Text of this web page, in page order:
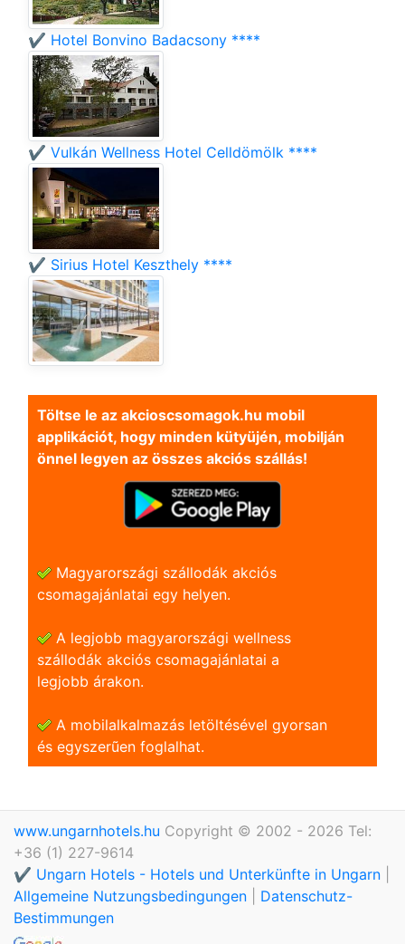
✔️ Hotel Bonvino Badacsony ****
✔️ Vulkán Wellness Hotel Celldömölk ****
✔️ Sirius Hotel Keszthely ****
Töltse le az akcioscsomagok.hu mobil
applikációt, hogy minden kütyüjén, mobilján
önnel legyen az összes akciós szállás!
Magyarországi szállodák akciós
csomagajánlatai egy helyen.
A legjobb magyarországi wellness
szállodák akciós csomagajánlatai a
legjobb árakon.
A mobilalkalmazás letöltésével gyorsan
és egyszerũen foglalhat.
www.ungarnhotels.hu Copyright © 2002 - 2026 Tel:
+36 (1) 227-9614
✔️ Ungarn Hotels - Hotels und Unterkünfte in Ungarn
Allgemeine Nutzungsbedingungen
Datenschutz-
Bestimmungen